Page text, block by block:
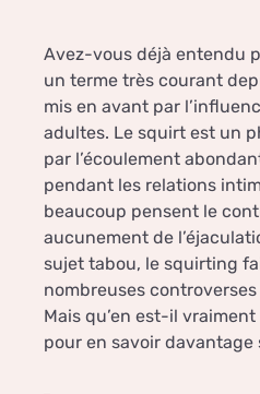
Avez-vous déjà entendu
un terme très courant
mis en avant par
adultes. Le squirt est un
par l’écoulement
pendant les relations
beaucoup pensent le
aucunement de
sujet tabou, le squirting
nombreuses
Mais qu’en est-il
pour en savoir davantage